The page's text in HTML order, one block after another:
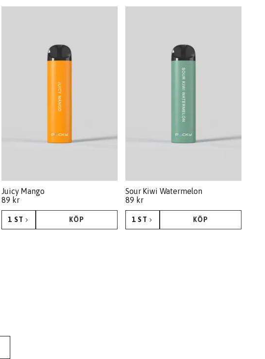
Juicy Mango
89 kr
1 ST
KÖP
KÖP
Sour Kiwi Watermelon
89 kr
1 ST
KÖP
KÖP